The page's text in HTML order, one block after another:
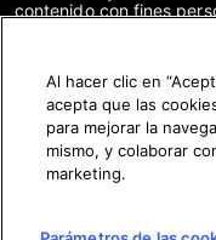
contenido con fines
distribución del
acuerdo específico
prohibido. Los
presentan o se enlazan
la correcta
no cuenta con derechos
propietarios del
Al hacer clic en
acepta que las
para mejorar la
mismo, y colaborar
marketing.